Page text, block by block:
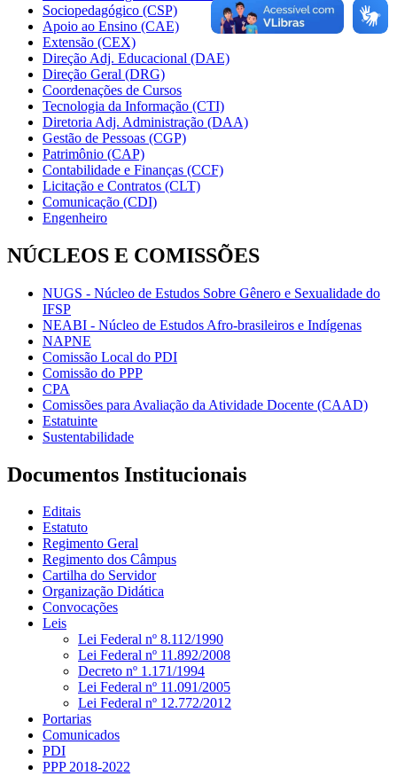
Sociopedagógico (CSP)
Apoio ao Ensino (CAE)
Extensão (CEX)
Direção Adj. Educacional (DAE)
Direção Geral (DRG)
Coordenações de Cursos
Tecnologia da Informação (CTI)
Diretoria Adj. Administração (DAA)
Gestão de Pessoas (CGP)
Patrimônio (CAP)
Contabilidade e Finanças (CCF)
Licitação e Contratos (CLT)
Comunicação (CDI)
Engenheiro
NÚCLEOS E COMISSÕES
NUGS - Núcleo de Estudos Sobre Gênero e Sexualidade do
IFSP
NEABI - Núcleo de Estudos Afro-brasileiros e Indígenas
NAPNE
Comissão Local do PDI
Comissão do PPP
CPA
Comissões para Avaliação da Atividade Docente (CAAD)
Estatuinte
Sustentabilidade
Documentos Institucionais
Editais
Estatuto
Regimento Geral
Regimento dos Câmpus
Cartilha do Servidor
Organização Didática
Convocações
Leis
Lei Federal nº 8.112/1990
Lei Federal nº 11.892/2008
Decreto nº 1.171/1994
Lei Federal nº 11.091/2005
Lei Federal nº 12.772/2012
Portarias
Comunicados
PDI
PPP 2018-2022